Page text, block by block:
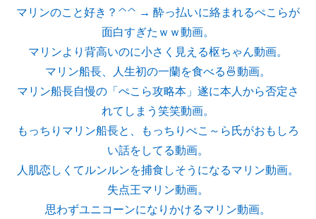
マリンのこと好き？^^ → 酔っ払いに絡まれるぺこらが
面白すぎたｗｗ動画。
マリンより背高いのに小さく見える枢ちゃん動画。
マリン船長、人生初の一蘭を食べる🍜動画。
マリン船長自慢の「ぺこら攻略本」遂に本人から否定さ
れてしまう笑笑動画。
もっちりマリン船長と、もっちりぺこ～ら氏がおもしろ
い話をしてる動画。
人肌恋しくてルンルンを捕食しそうになるマリン動画。
失点王マリン動画。
思わずユニコーンになりかけるマリン動画。